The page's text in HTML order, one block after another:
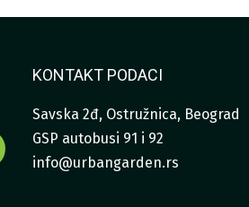
KONTAKT PODACI
Savska 2đ, Ostružnica, Beograd
GSP autobusi 91 i 92
info@urbangarden.rs